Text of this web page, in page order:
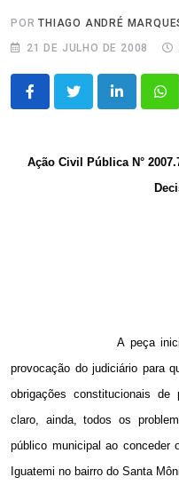
PORTHIAGO ANDRÉ
21 DE JULHO DE 2008
LinkedIn
Ação Civil Pública N°
A peça
provocação do judiciário para
obrigações constitucionais de
claro, ainda, todos os
público municipal ao conceder
Iguatemi no bairro do Santa